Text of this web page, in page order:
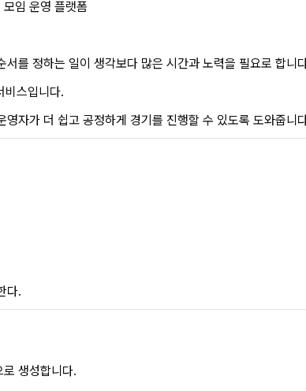
임 운영 플랫폼
를 정하는 일이 생각보다 많은 시간과 노력을 필요로 합니
비스입니다.
자가 더 쉽고 공정하게 경기를 진행할 수 있도록 도와줍니
다.
생성합니다.